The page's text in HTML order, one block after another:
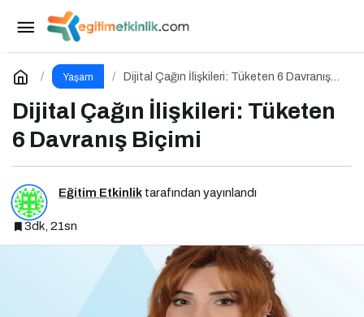
Yaşam
Dijital Çağın İlişkileri: Tüketen 6 Davranış
Dijital Çağın İlişkileri: Tüketen
6 Davranış Biçimi
Eğitim Etkinlik tarafından yayınlandı
3dk, 21sn
Yaz Tatiline Sağlıklı Bir Başlangıç İçin
Beslenme
Yorum Yap